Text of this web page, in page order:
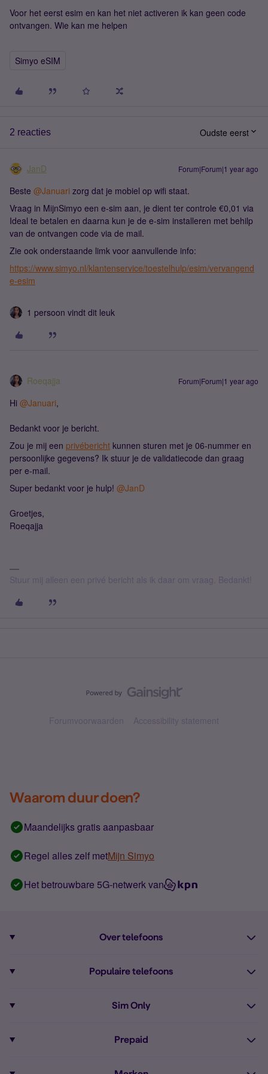
Voor het eerst esim en kan het niet activeren ik kan geen code
ontvangen. Wie kan me helpen
Simyo eSIM
2 reacties Oudste eerst
JanD Forum|Forum|1 year ago
Beste ​ @Januari zorg dat je mobiel op wifi staat.
Vraag in MijnSimyo een e-sim aan, je dient ter controle €0,01 via
Ideal te betalen en daarna kun je de e-sim installeren met behilp
van de ontvangen code via de mail.
Zie ook onderstaande limk voor aanvullende info:
https://www.simyo.nl/klantenservice/toestelhulp/esim/vervangend
e-esim
1 persoon vindt dit leuk
Roeqajja Forum|Forum|1 year ago
Hi ​ @Januari,
Bedankt voor je bericht.
Zou je mij een privébericht kunnen sturen met je 06-nummer en
persoonlijke gegevens? Ik stuur je de validatiecode dan graag
per e-mail.
Super bedankt voor je hulp! ​ @JanD
Groetjes,
Roeqajja
Stuur mij alleen een privé bericht als ik daar om vraag. Bedankt!
Forumvoorwaarden Accessibility statement
Waarom duur doen?
Maandelijks gratis aanpasbaar
Regel alles zelf metMijn Simyo
Het betrouwbare 5G-netwerk van
Over telefoons
Alle telefoons
Populaire telefoons
iPhone 16
Sim Only
Prepaid